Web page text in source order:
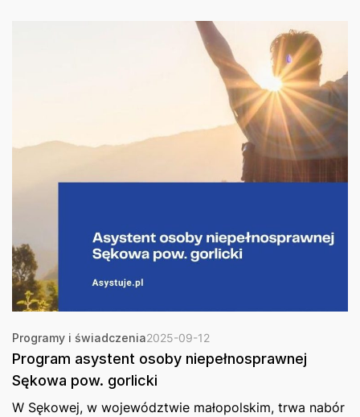
Programy i świadczenia2025-09-12
Program asystent osoby niepełnosprawnej
Sękowa pow. gorlicki
W Sękowej, w województwie małopolskim, trwa nabór